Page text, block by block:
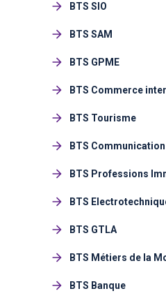
BTS SIO
BTS SAM
BTS GPME
BTS Commerce
BTS Tourisme
BTS Communication
BTS Professions
BTS
BTS GTLA
BTS Métiers de la
BTS Banque